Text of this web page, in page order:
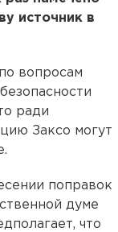
источник в
вопросам
ради
Заксо могут
поправок
думе
что